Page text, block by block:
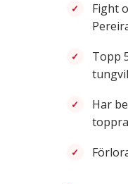
Fight
Topp
Har